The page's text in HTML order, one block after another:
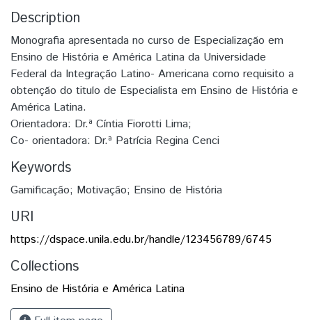
Description
Monografia apresentada no curso de Especialização em
Ensino de História e América Latina da Universidade
Federal da Integração Latino- Americana como requisito a
obtenção do titulo de Especialista em Ensino de História e
América Latina.
Orientadora: Dr.ª Cíntia Fiorotti Lima;
Co- orientadora: Dr.ª Patrícia Regina Cenci
Keywords
Gamificação; Motivação; Ensino de História
URI
https://dspace.unila.edu.br/handle/123456789/6745
Collections
Ensino de História e América Latina